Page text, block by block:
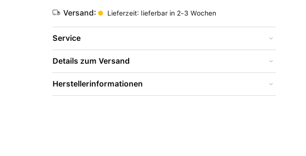
Versand: Lieferzeit: lieferbar in 2-3 Wochen
Service
Details zum Versand
Herstellerinformationen